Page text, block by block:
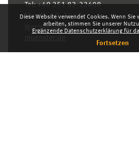
Diese Website verwendet Cookies. Wenn Sie
arbeiten, stimmen Sie unserer
Ergänzende Datenschutzerklärung für
Fortsetzen
Tel:+49 251 83-22408
Mo.- Fr. 10–16 Uhr
learnweb@uni-